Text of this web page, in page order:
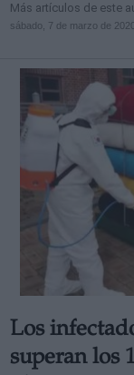
Más artículos de este
sábado, 7 de marzo de 2020
Los
superan los